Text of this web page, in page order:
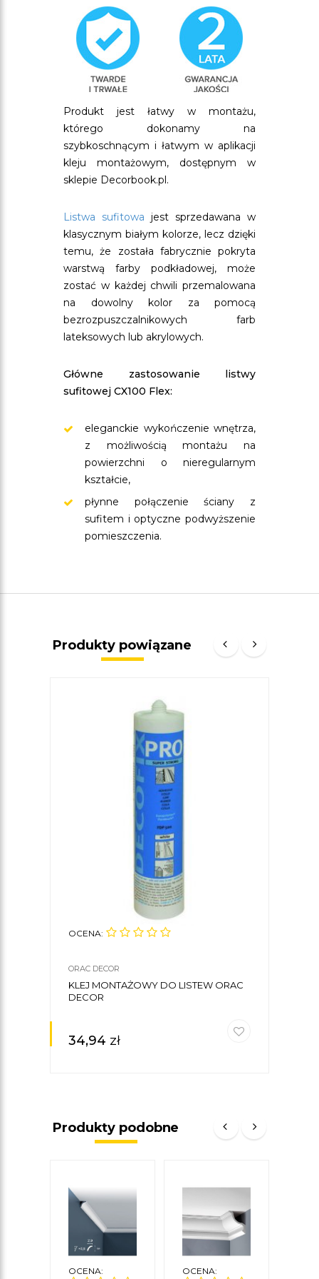
Produkt jest łatwy w montażu,
którego dokonamy na
szybkoschnącym i łatwym w aplikacji
kleju montażowym, dostępnym w
sklepie Decorbook.pl.
Listwa sufitowa jest sprzedawana w
klasycznym białym kolorze, lecz dzięki
temu, że została fabrycznie pokryta
warstwą farby podkładowej, może
zostać w każdej chwili przemalowana
na dowolny kolor za pomocą
bezrozpuszczalnikowych farb
lateksowych lub akrylowych.
Główne zastosowanie listwy
sufitowej CX100 Flex:
eleganckie wykończenie wnętrza,
z możliwością montażu na
powierzchni o nieregularnym
kształcie,
płynne połączenie ściany z
sufitem i optyczne podwyższenie
pomieszczenia.
Produkty powiązane
OCENA:
ORAC DECOR
KLEJ MONTAŻOWY DO LISTEW ORAC
DECOR
34,94 zł
Produkty podobne
OCENA: OCENA: